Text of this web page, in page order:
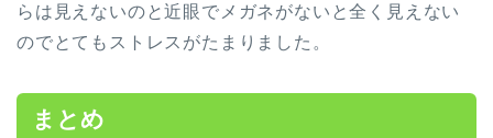
らは見えないのと近眼でメガネがないと全く見えない
のでとてもストレスがたまりました。
まとめ